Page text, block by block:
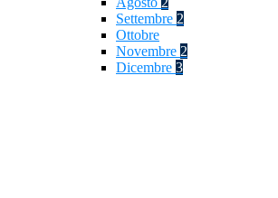
Settembre 2
Ottobre
Novembre 2
Dicembre 3